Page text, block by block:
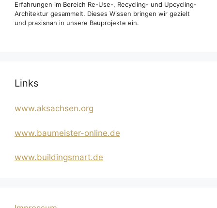
Erfahrungen im Bereich Re-Use-, Recycling- und Upcycling-
Architektur gesammelt. Dieses Wissen bringen wir gezielt
und praxisnah in unsere Bauprojekte ein.
Links
www.aksachsen.org
www.baumeister-online.de
www.buildingsmart.de